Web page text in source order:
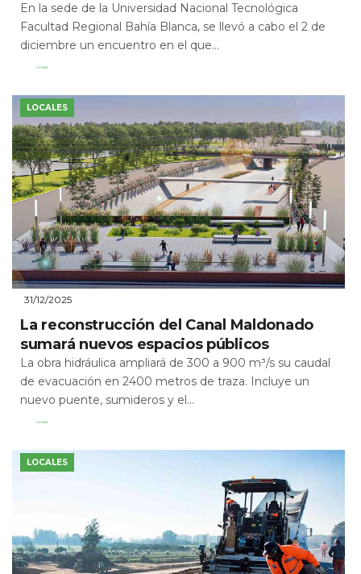
En la sede de la Universidad Nacional Tecnológica
Facultad Regional Bahía Blanca, se llevó a cabo el 2 de
diciembre un encuentro en el que...
Leer Más
LOCALES
31/12/2025
La reconstrucción del Canal Maldonado
sumará nuevos espacios públicos
La obra hidráulica ampliará de 300 a 900 m³/s su caudal
de evacuación en 2400 metros de traza. Incluye un
nuevo puente, sumideros y el...
Leer Más
LOCALES